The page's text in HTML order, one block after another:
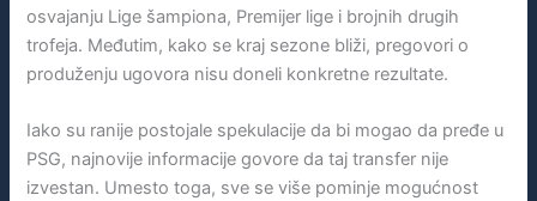
osvajanju Lige šampiona, Premijer lige i brojnih drugih
trofeja. Međutim, kako se kraj sezone bliži, pregovori o
produženju ugovora nisu doneli konkretne rezultate.
Iako su ranije postojale spekulacije da bi mogao da pređe u
PSG, najnovije informacije govore da taj transfer nije
izvestan. Umesto toga, sve se više pominje mogućnost